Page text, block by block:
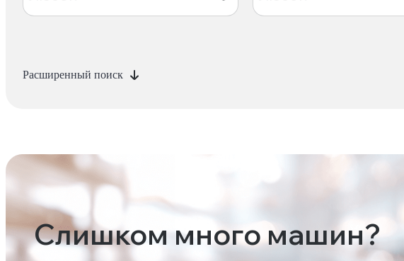
Расширенный поиск
Слишком много машин?